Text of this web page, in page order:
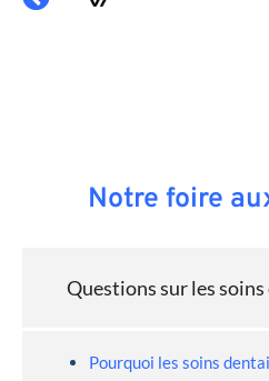
Notre foire
Questions sur les
Pourquoi les soins